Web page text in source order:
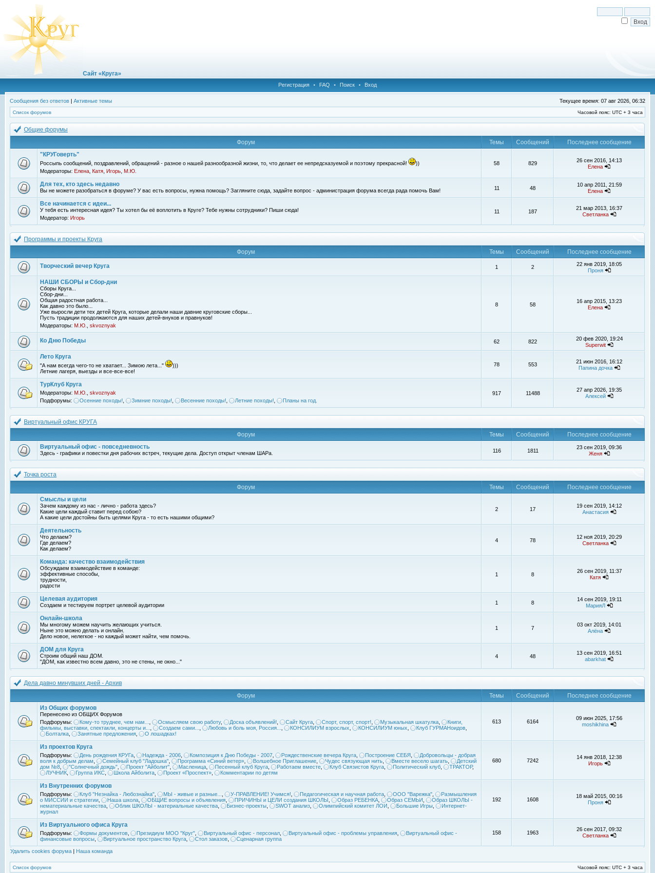
Сайт «Круга»
Регистрация • FAQ • Поиск • Вход
Сообщения без ответов | Активные темы Текущее время: 07 авг 2026, 06:32
Список форумов Часовой пояс: UTC + 3 часа
Общие форумы
Форум
Темы Сообщений
Последнее сообщение
"КРУГоверть"
Россыпь сообщений, поздравлений, обращений - разное о нашей разнообразной жизни, то, что делает ее непредсказуемой и поэтому прекрасной!
))
Модераторы: Елена Катя Игорь М.Ю.
58 829
26 сен 2016, 14:13
Елена
Для тех, кто здесь недавно
Вы не можете разобраться в форуме? У вас есть вопросы, нужна помощь? Загляните сюда, задайте вопрос - администрация форума всегда рада помочь Вам! 11 48
10 апр 2011, 21:59
Елена
Все начинается с идеи...
У тебя есть интересная идея? Ты хотел бы её воплотить в Круге? Тебе нужны сотрудники? Пиши сюда!
Модератор: Игорь
11 187
21 мар 2013, 16:37
Светланка
Программы и проекты Круга
Форум
Темы Сообщений Последнее сообщение
Творческий вечер Круга 1 2
22 янв 2019, 18:05
Проня
НАШИ СБОРЫ и Сбор-дни
Сборы Круга...
Сбор-дни...
Общая радостная работа...
Как давно это было...
Уже выросли дети тех детей Круга, которые делали наши давние круговские сборы...
Пусть традиции продолжаются для наших детей-внуков и правнуков!
Модераторы: М.Ю. skvoznyak
8 58
16 апр 2015, 13:23
Елена
Ко Дню Победы 62 822
20 фев 2020, 19:24
Superwit
Лето Круга
"А нам всегда чего-то не хватает... Зимою лета..."
)))
Летние лагеря, выезды и все-все-все!
78 553
21 июн 2016, 16:12
Папина дочка
ТурКлуб Круга
Модераторы: М.Ю.
skvoznyak
Подфорумы:
Осенние походы! Зимние походы! Весенние походы! Летние походы! Планы на год.
917 11488
27 апр 2026, 19:35
Алексей
Виртуальный офис КРУГА
Форум
Темы Сообщений
Последнее сообщение
Виртуальный офис - повседневность
Здесь - графики и повестки дня рабочих встреч, текущие дела. Доступ открыт членам ШАРа. 116 1811
23 сен 2019, 09:36
Женя
Точка роста
Форум
Темы Сообщений
Последнее сообщение
Смыслы и цели
Зачем каждому из нас - лично - работа здесь?
Какие цели каждый ставит перед собою?
А какие цели достойны быть целями Круга - то есть нашими общими?
2 17
19 сен 2019, 14:12
Анастасия
Деятельность
Что делаем?
Где делаем?
Как делаем?
4 78
12 ноя 2019, 20:29
Светланка
Команда: качество взаимодействия
Обсуждаем взаимодействие в команде:
эффективные способы,
трудности,
радости
1 8
26 сен 2019, 11:37
Катя
Целевая аудитория
Создаем и тестируем портрет целевой аудитории 1 8
14 сен 2019, 19:11
МарияЛ
Онлайн-школа
Мы многому можем научить желающих учиться.
Ныне это можно делать и онлайн.
Дело новое, нелегкое - но каждый может найти, чем помочь.
1 7
03 окт 2019, 14:01
Алёна
ДОМ для Круга
Строим общий наш ДОМ.
"ДОМ, как известно всем давно, это не стены, не окно..."
4 48
13 сен 2019, 16:51
abarkhat
Дела давно минувших дней - Архив
Форум
Темы Сообщений
Последнее сообщение
Из Общих форумов
Перенесено из ОБЩИХ Форумов
Подфорумы:
Кому-то труднее, чем нам... Осмысляем свою работу, Доска объявлений! Сайт Круга Спорт, спорт, спорт! Музыкальная шкатулка
Книги,
фильмы, выставки, спектакли, концерты и...
Создаем сами... Любовь и боль моя, Россия... КОНСИЛИУМ взрослых КОНСИЛИУМ юных Клуб ГУРМАНоидов
Болталка
Занятные предложения О лошадках!
613 6164
09 июн 2025, 17:56
moshikhina
Из проектов Круга
Подфорумы: День рождения КРУГа Надежда - 2006 Композиция к Дню Победы - 2007 Рождественские вечера Круга Построение СЕБЯ
Добровольцы - добрая
воля к добрым делам
Семейный клуб "Ладошка" Программа «Синий ветер» Волшебное Приглашение Чудес связующая нить Вместе весело шагать
Детский
дом №8
"Солнечный дождь" Проект "Айболит" Масленица Песенный клуб Круга Работаем вместе Клуб Связистов Круга Политический клуб ТРАКТОР,
ЛУЧНИК
Группа ИКС Школа Айболита Проект «Проспект» Комментарии по детям
680 7242
14 янв 2018, 12:38
Игорь
Из Внутренних форумов
Подфорумы: Клуб "Незнайка - Любознайка" МЫ - живые и разные... У-ПРАВЛЕНИЕ! Учимся! Педагогическая и научная работа ООО "Варежка"
Размышления
о МИССИИ и стратегии
Наша школа ОБЩИЕ вопросы и объявления ПРИЧИНЫ и ЦЕЛИ создания ШКОЛЫ Образ РЕБЕНКА Образ СЕМЬИ
Образ ШКОЛЫ -
нематериальные качества
Облик ШКОЛЫ - материальные качества Бизнес-проекты SWOT анализ Олимпийский комитет ЛОИ Большие Игры
Интернет-
журнал
192 1608
18 май 2015, 00:16
Проня
Из Виртуального офиса Круга
Подфорумы: Формы документов Президиум МОО "Круг" Виртуальный офис - персонал Виртуальный офис - проблемы управления
Виртуальный офис -
финансовые вопросы
Виртуальное пространство Круга Стол заказов Сценарная группа
158 1963
26 сен 2017, 09:32
Светланка
Удалить cookies форума | Наша команда
Список форумов Часовой пояс: UTC + 3 часа